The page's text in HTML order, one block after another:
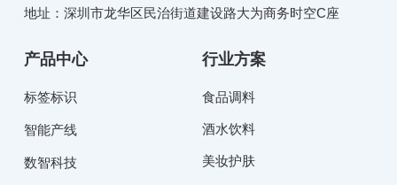
地址：深圳市龙华区民治街道建设路大为商务时空C座
产品中心
标签标识
智能产线
数智科技
行业方案
食品调料
酒水饮料
美妆护肤